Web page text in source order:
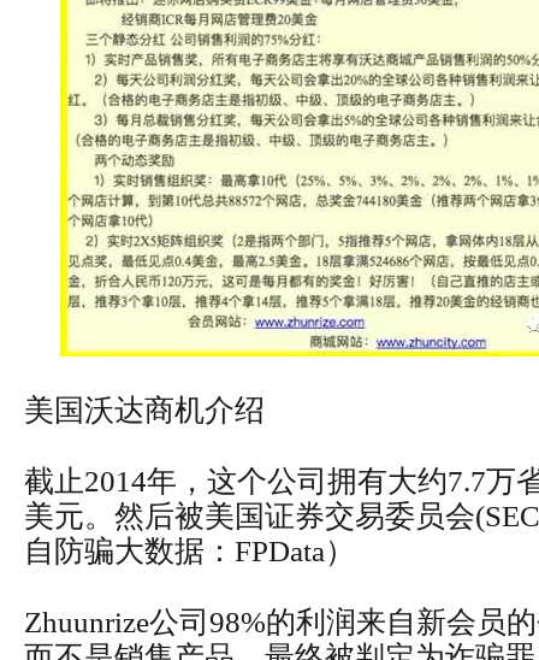
美国沃达商机介绍
截止2014年，这个公司拥有大约7.7万
美元。然后被美国证券交易委员会
自防骗大数据：FPData）
Zhuunrize公司98%的利润来自新会员